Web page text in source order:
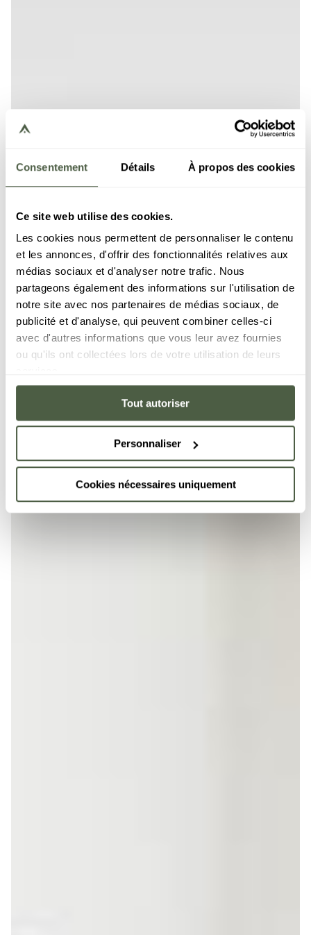
Consentement Détails À propos des cookies
Ce site web utilise des cookies.
Les cookies nous permettent de personnaliser le contenu
et les annonces, d'offrir des fonctionnalités relatives aux
médias sociaux et d'analyser notre trafic. Nous
partageons également des informations sur l'utilisation de
notre site avec nos partenaires de médias sociaux, de
publicité et d'analyse, qui peuvent combiner celles-ci
avec d'autres informations que vous leur avez fournies
ou qu'ils ont collectées lors de votre utilisation de leurs
Tout autoriser
Personnaliser
Cookies nécessaires uniquement